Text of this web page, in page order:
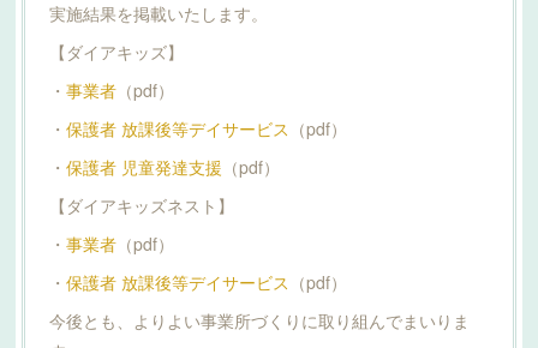
実施結果を掲載いたします。
【ダイアキッズ】
・ 事業者（pdf）
・ 保護者 放課後等デイサービス （pdf）
・ 保護者 児童発達支援 （pdf）
【ダイアキッズネスト】
・ 事業者（pdf）
・ 保護者 放課後等デイサービス （pdf）
今後とも、よりよい事業所づくりに取り組んでまいりま